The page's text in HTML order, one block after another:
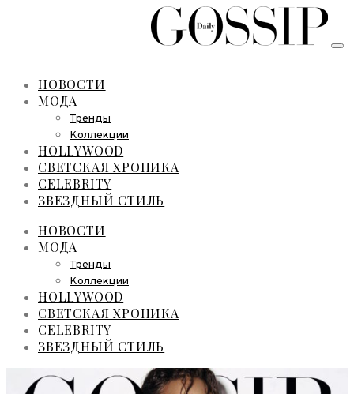
НОВОСТИ
МОДА
Тренды
Коллекции
HOLLYWOOD
СВЕТСКАЯ ХРОНИКА
CELEBRITY
ЗВЕЗДНЫЙ СТИЛЬ
НОВОСТИ
МОДА
Тренды
Коллекции
HOLLYWOOD
СВЕТСКАЯ ХРОНИКА
CELEBRITY
ЗВЕЗДНЫЙ СТИЛЬ